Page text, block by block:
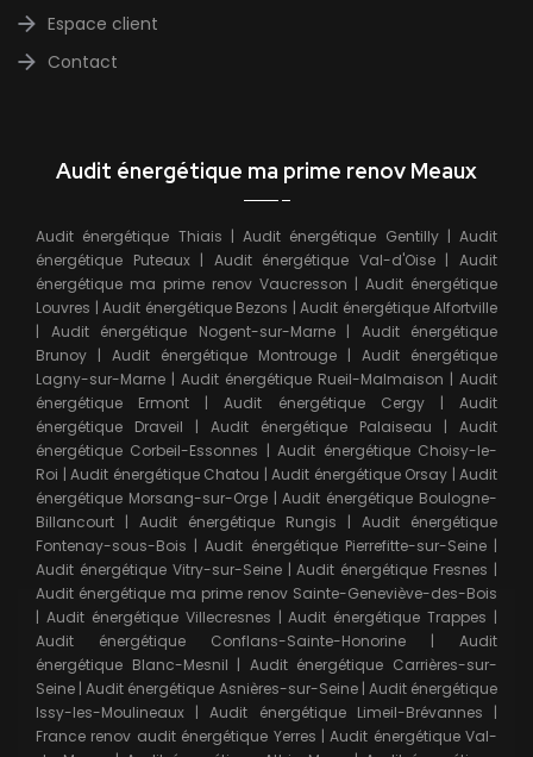
Audit énergétique ma prime renov Meaux
Audit énergétique Thiais | Audit énergétique Gentilly| Audit
énergétique Puteaux| Audit énergétique Val-d'Oise|Audit
énergétique ma prime renov Vaucresson | Audit énergétique
Louvres | Audit énergétique Bezons | Audit énergétique Alfortville
| Audit énergétique Nogent-sur-Marne| Audit énergétique
Brunoy | Audit énergétique Montrouge | Audit énergétique
Lagny-sur-Marne | Audit énergétique Rueil-Malmaison | Audit
énergétique Ermont |Audit énergétique Cergy|Audit
énergétique Draveil | Audit énergétique Palaiseau | Audit
énergétique Corbeil-Essonnes |Audit énergétique Choisy-le-
Roi | Audit énergétique Chatou | Audit énergétique Orsay | Audit
énergétique Morsang-sur-Orge|Audit énergétique Boulogne-
Billancourt | Audit énergétique Rungis | Audit énergétique
Fontenay-sous-Bois |Audit énergétique Pierrefitte-sur-Seine|
Audit énergétique Vitry-sur-Seine|Audit énergétique Fresnes |
Audit énergétique ma prime renov Sainte-Geneviève-des-Bois
| Audit énergétique Villecresnes |Audit énergétique Trappes |
Audit énergétique Conflans-Sainte-Honorine | Audit
énergétique Blanc-Mesnil | Audit énergétique Carrières-sur-
Seine |Audit énergétique Asnières-sur-Seine| Audit énergétique
Issy-les-Moulineaux |Audit énergétique Limeil-Brévannes |
France renov audit énergétique Yerres |Audit énergétique Val-
Espace client
Contact